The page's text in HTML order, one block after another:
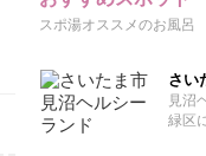
スポ湯オススメのお風呂
さい
見沼
緑区